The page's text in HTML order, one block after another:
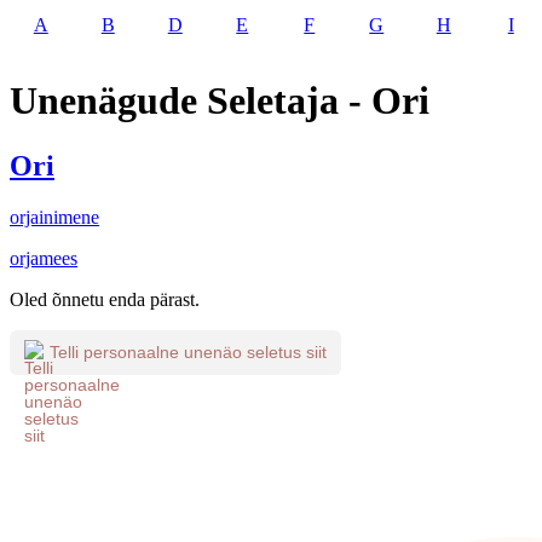
A B D E F G H I
Unenägude Seletaja - Ori
Ori
orjainimene
orjamees
Oled õnnetu enda pärast.
Telli personaalne unenäo seletus siit